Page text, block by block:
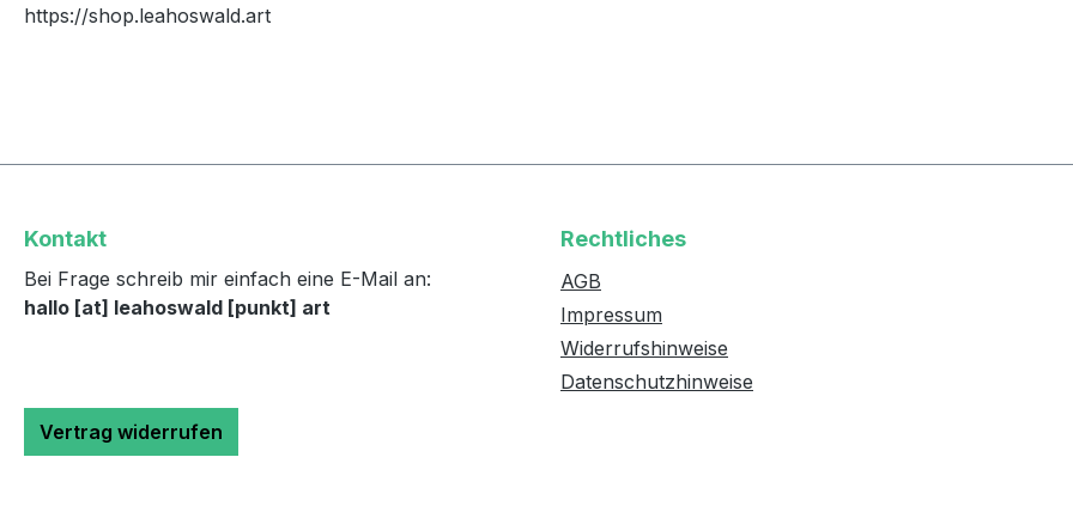
https://shop.leahoswald.art
Kontakt
Bei Frage schreib mir einfach eine E-Mail an:
hallo [at] leahoswald [punkt] art
Vertrag widerrufen
Rechtliches
AGB
Impressum
Widerrufshinweise
Datenschutzhinweise